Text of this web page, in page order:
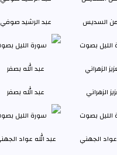
السديس عبد الرشيد صوفي
الزهراني عبد الله بصفر